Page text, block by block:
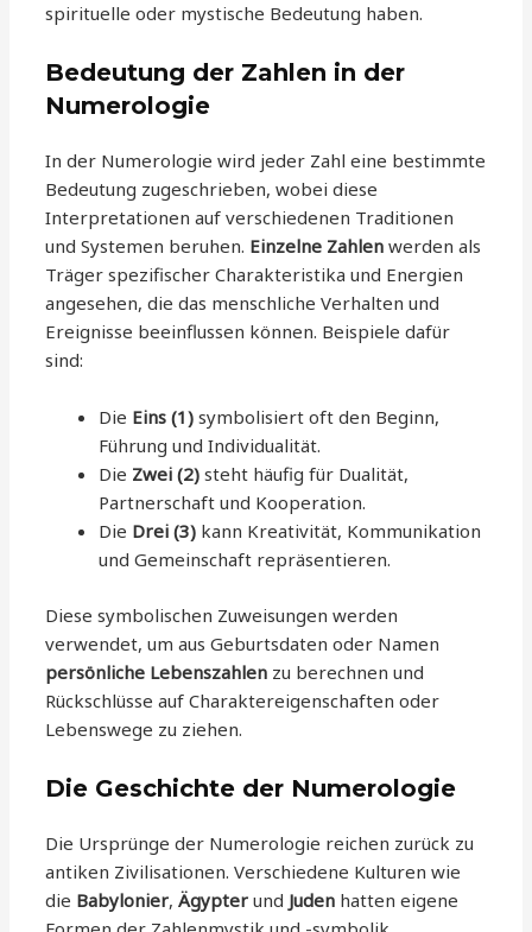
spirituelle oder mystische Bedeutung haben.
Bedeutung der Zahlen in der
Numerologie
In der Numerologie wird jeder Zahl eine bestimmte
Bedeutung zugeschrieben, wobei diese
Interpretationen auf verschiedenen Traditionen
und Systemen beruhen. Einzelne Zahlen werden als
Träger spezifischer Charakteristika und Energien
angesehen, die das menschliche Verhalten und
Ereignisse beeinflussen können. Beispiele dafür
sind:
Die Eins (1) symbolisiert oft den Beginn,
Führung und Individualität.
Die Zwei (2) steht häufig für Dualität,
Partnerschaft und Kooperation.
Die Drei (3) kann Kreativität, Kommunikation
und Gemeinschaft repräsentieren.
Diese symbolischen Zuweisungen werden
verwendet, um aus Geburtsdaten oder Namen
persönliche Lebenszahlen zu berechnen und
Rückschlüsse auf Charaktereigenschaften oder
Lebenswege zu ziehen.
Die Geschichte der Numerologie
Die Ursprünge der Numerologie reichen zurück zu
antiken Zivilisationen. Verschiedene Kulturen wie
die Babylonier,Ägypter und Juden hatten eigene